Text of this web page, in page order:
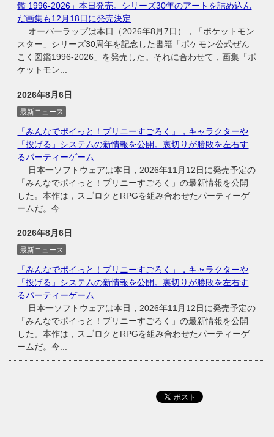
鑑 1996-2026」本日発売。シリーズ30年のアートを詰め込ん
だ画集も12月18日に発売決定
オーバーラップは本日（2026年8月7日），「ポケットモン
スター」シリーズ30周年を記念した書籍「ポケモン公式ぜん
こく図鑑1996-2026」を発売した。それに合わせて，画集「ポ
ケットモン...
2026年8月6日
最新ニュース
「みんなでポイっと！プリニーすごろく」，キャラクターや
「投げる」システムの新情報を公開。裏切りが勝敗を左右す
るパーティーゲーム
日本一ソフトウェアは本日，2026年11月12日に発売予定の
「みんなでポイっと！プリニーすごろく」の最新情報を公開
した。本作は，スゴロクとRPGを組み合わせたパーティーゲ
ームだ。今...
2026年8月6日
最新ニュース
「みんなでポイっと！プリニーすごろく」，キャラクターや
「投げる」システムの新情報を公開。裏切りが勝敗を左右す
るパーティーゲーム
日本一ソフトウェアは本日，2026年11月12日に発売予定の
「みんなでポイっと！プリニーすごろく」の最新情報を公開
した。本作は，スゴロクとRPGを組み合わせたパーティーゲ
ームだ。今...